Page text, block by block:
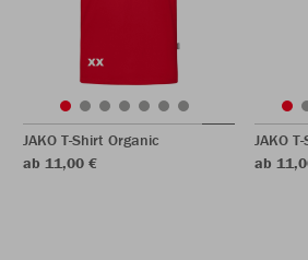
JAKO T-Shirt Organic
ab 11,00 €
JAKO
ab